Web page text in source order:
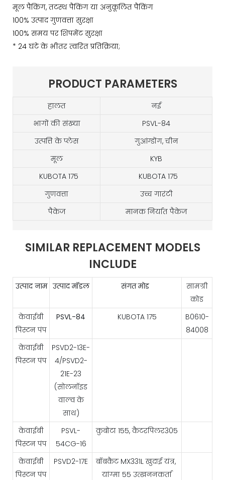
मूल पैकिंग, तटस्थ पैकिंग या अनुकूलित पैकिंग
100% उत्पाद गुणवत्ता सुरक्षा
100% समय पर शिपमेंट सुरक्षा
* 24 घंटे के भीतर त्वरित प्रतिक्रिया;
PRODUCT PARAMETERS
हालत
नई
भागों की संख्या
PSVL-84
उत्पत्ति के प्लेस
गुआंग्डोंग, चीन
मूल
KYB
KUBOTA 175
KUBOTA 175
गुणवत्ता
उच्च गारंटी
पैकेज
मानक निर्यात पैकेज
SIMILAR REPLACEMENT MODELS
INCLUDE
उत्पाद नाम उत्पाद मॉडल संगत मोड
सामग्री
कोड
केवाईबी
पिस्टन पंप
PSVL-84 KUBOTA 175
B0610-
84008
केवाईबी
पिस्टन पंप
PSVD2-13E-
4/PSVD2-
21E-23
(सोलनॉइड
वाल्व के
साथ)
केवाईबी
पिस्टन पंप
PSVL-
54CG-16
कुबोटा 155, कैटरपिलर305
केवाईबी
पिस्टन पंप
PSVD2-17E
बॉबकैट MX331L खुदाई यंत्र,
यांग्मा 55 उत्खननकर्ता